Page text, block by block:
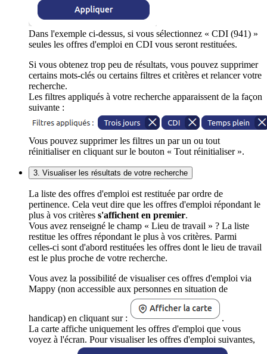
Dans l'exemple ci-dessus, si vous sélectionnez « CDI (941) »
seules les offres d'emploi en CDI vous seront restituées.
Si vous obtenez trop peu de résultats, vous pouvez supprimer
certains mots-clés ou certains filtres et critères et relancer votre
recherche.
Les filtres appliqués à votre recherche apparaissent de la façon
suivante :
Vous pouvez supprimer les filtres un par un ou tout
réinitialiser en cliquant sur le bouton « Tout réinitialiser ».
3. Visualiser les résultats de votre recherche
La liste des offres d'emploi est restituée par ordre de
pertinence. Cela veut dire que les offres d'emploi répondant le
plus à vos critères s'affichent en premier.
Vous avez renseigné le champ « Lieu de travail » ? La liste
restitue les offres répondant le plus à vos critères. Parmi
celles-ci sont d'abord restituées les offres dont le lieu de travail
est le plus proche de votre recherche.
Vous avez la possibilité de visualiser ces offres d'emploi via
Mappy (non accessible aux personnes en situation de
handicap) en cliquant sur :
.
La carte affiche uniquement les offres d'emploi que vous
voyez à l'écran. Pour visualiser les offres d'emploi suivantes,